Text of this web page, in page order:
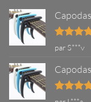
?
Note5
par S***v
Note5